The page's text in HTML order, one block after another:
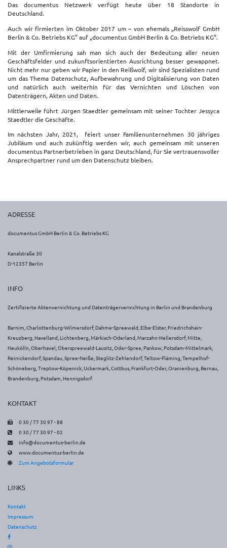
Das documentus Netzwerk verfügt heute über 18 Standorte in
Deutschland.
Auch wir firmierten im Oktober 2017 um – von ehemals „Reisswolf GmbH
Berlin & Co. Betriebs KG“ auf „documentus GmbH Berlin & Co. Betriebs KG“.
Mit der Umfirmierung sah man sich auch der Bedeutung aller neuen
Geschäftsfelder und zukunftsorientierten Ausrichtung besser gewappnet.
Nicht mehr nur geben wir Papier in den Reißwolf, wir sind Spezialisten rund
um das Thema Datenschutz, Aufbewahrung und Digitalisierung von Daten
und natürlich auch weiterhin für das Vernichten und Löschen von
Datenträgern, Akten und Daten.
Mittlerweile führt Jürgen Staedtler gemeinsam mit seiner Tochter Jessyca
Staedtler die Geschäfte.
Im nächsten Jahr, 2021, feiert unser Familienunternehmen 30 jähriges
Jubiläum und auch zukünftig werden wir, auch gemeinsam mit unseren
documentus Partnerbetrieben in ganz Deutschland, für Sie vertrauensvoller
Ansprechpartner rund um den Datenschutz bleiben.
ADRESSE
documentus GmbH Berlin & Co. Betriebs KG
Kanalstraße 30
D-12357 Berlin
INFO
Zertifizierte Aktenvernichtung und Datenträgervernichtung in Berlin und Brandenburg
Barnim, Charlottenburg-Wilmersdorf, Dahme-Spreewald, Elbe-Elster, Friedrichshain-
Kreuzberg, Havelland, Lichtenberg, Märkisch-Oderland, Marzahn-Hellersdorf, Mitte,
Neukölln, Oberhavel, Oberspreewald-Lausitz, Oder-Spree, Pankow, Potsdam-Mittelmark,
Reinickendorf, Spandau, Spree-Neiße, Steglitz-Zehlendorf, Teltow-Fläming, Tempelhof-
Schöneberg, Treptow-Köpenick, Uckermark, Cottbus, Frankfurt-Oder, Oranienburg, Bernau,
Brandenburg, Potsdam, Hennigsdorf
KONTAKT
Faxnummer
0 30 / 77 30 97 - 88
Telefonnummer
0 30 / 77 30 97 - 02
E-
Mail-
Adresse
info@documentus-berlin.de
Webseitenadresse
www.documentus-berlin.de
Zum Angebotsformular
LINKS
Kontakt
Impressum
Datenschutz